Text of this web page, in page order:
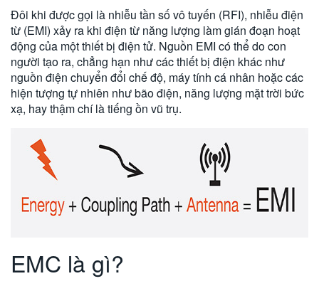
Đôi khi được gọi là nhiễu tần số vô tuyến (RFI), nhiễu điện
từ (EMI) xảy ra khi điện từ năng lượng làm gián đoạn hoạt
động của một thiết bị điện tử. Nguồn EMI có thể do con
người tạo ra, chẳng hạn như các thiết bị điện khác như
nguồn điện chuyển đổi chế độ, máy tính cá nhân hoặc các
hiện tượng tự nhiên như bão điện, năng lượng mặt trời bức
xạ, hay thậm chí là tiếng ồn vũ trụ.
EMC là gì?